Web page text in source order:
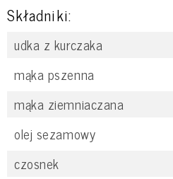
Składniki:
udka z kurczaka
mąka pszenna
mąka ziemniaczana
olej sezamowy
czosnek